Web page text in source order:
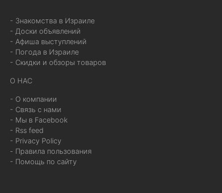
- Знакомства в Израиле
- Доски объявлений
- Афиша выступлений
- Погода в Израиле
- Скидки и обзоры товаров
О НАС
- О компании
- Связь с нами
- Мы в Facebook
- Rss feed
- Privacy Policy
- Правила пользования
- Помощь по сайту